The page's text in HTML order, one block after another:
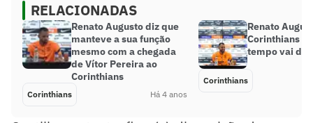
RELACIONADAS
Renato Augusto diz que
manteve a sua função
mesmo com a chegada
de Vítor Pereira ao
Corinthians
Corinthians Há 4 anos
Renato
Corinthians
tempo vai
Corinthians